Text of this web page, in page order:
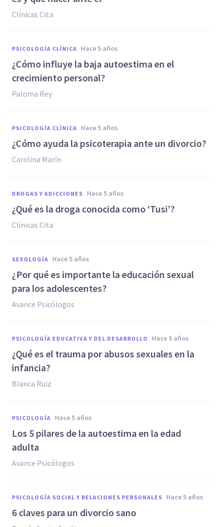
Clínicas Cita
PSICOLOGÍA CLÍNICA hace 5 años
¿Cómo influye la baja autoestima en el
crecimiento personal?
Paloma Rey
PSICOLOGÍA CLÍNICA hace 5 años
¿Cómo ayuda la psicoterapia ante un divorcio?
Carolina Marín
DROGAS Y ADICCIONES hace 5 años
¿Qué es la droga conocida como ‘Tusi’?
Clínicas Cita
SEXOLOGÍA hace 5 años
¿Por qué es importante la educación sexual
para los adolescentes?
Avance Psicólogos
PSICOLOGÍA EDUCATIVA Y DEL DESARROLLO hace 5 años
¿Qué es el trauma por abusos sexuales en la
infancia?
Blanca Ruiz
PSICOLOGÍA hace 5 años
Los 5 pilares de la autoestima en la edad
adulta
Avance Psicólogos
PSICOLOGÍA SOCIAL Y RELACIONES PERSONALES hace 5 años
6 claves para un divorcio sano